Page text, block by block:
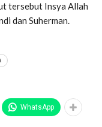
tersebut Insya Allah
dan Suherman.
WhatsApp